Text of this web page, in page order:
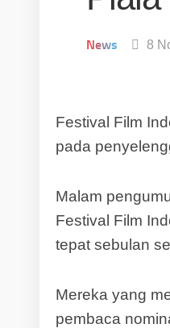
News 8
Festival Film
pada
Malam
Festival Film
tepat sebulan
Mereka yang
pembaca